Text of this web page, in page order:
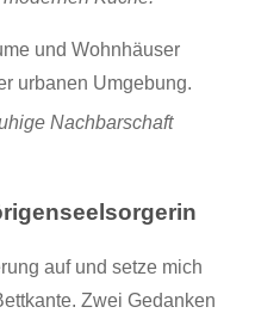
Nachbarschaft
auf und setze mich
Zwei Gedanken